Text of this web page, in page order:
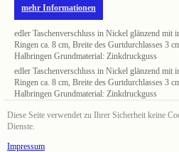
mehr Informationen
edler Taschenverschluss in Nickel glänzend mit
Ringen ca. 8 cm, Breite des Gurtdurchlasses 3
Halbringen Grundmaterial: Zinkdruckguss
edler Taschenverschluss in Nickel glänzend mit
Ringen ca. 8 cm, Breite des Gurtdurchlasses 3
Halbringen Grundmaterial: Zinkdruckguss
Diese Seite verwendet zu Ihrer Sicherheit keine
Dienste.
Impressum